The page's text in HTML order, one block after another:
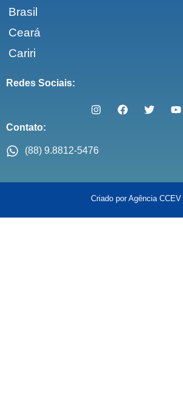
Brasil
Ceará
Cariri
Redes Sociais:
Contato:
(88) 9.8812-5476
Criado por Agência CCEV